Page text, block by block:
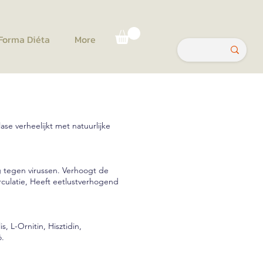
Diéta More
verheelijkt met natuurlijke
virussen. Verhoogt de
Heeft eetlustverhogend
L-Ornitin, Hisztidin,